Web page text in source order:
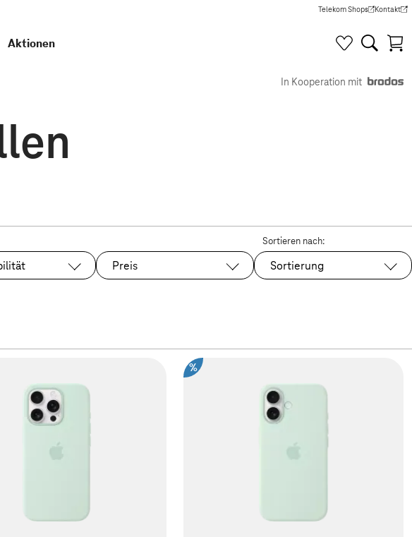
Telekom Shops
(Wird in einem neuen Tab
Kontakt
(Wird in
Aktionen
In Kooperation mit
Preis
Sortieren nach:
Sortierung
%